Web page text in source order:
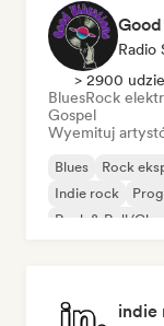
Radio
> 2900
BluesRock
Gospel
Wyemituj
Blues Rock
Indie rock
Rock & Roll/
indie